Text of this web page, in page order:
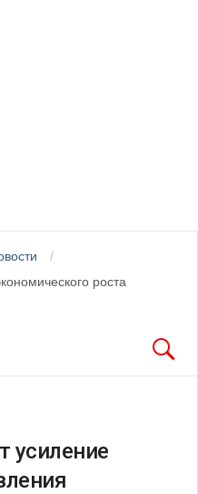
роста
усиление